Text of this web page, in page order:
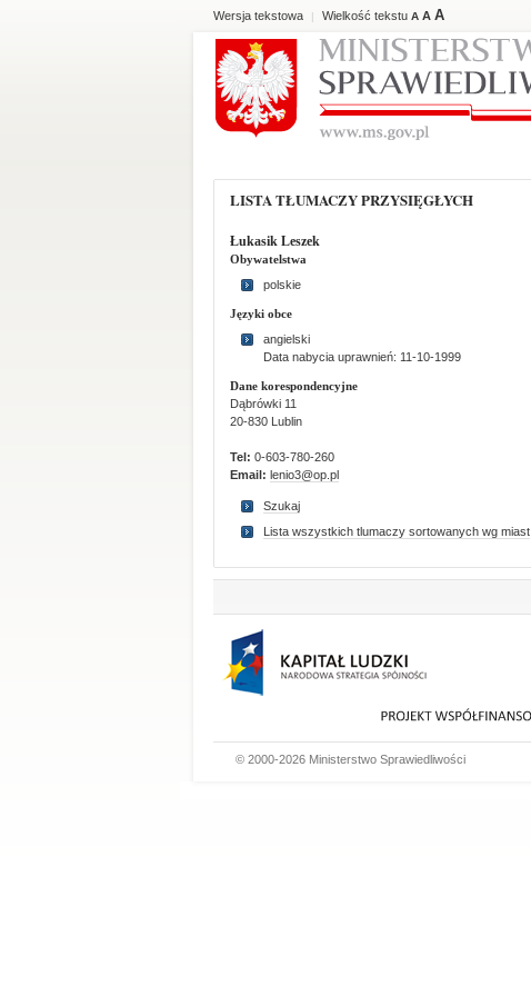
Wersja tekstowa | Wielkość tekstu A A A
LISTA TŁUMACZY PRZYSIĘGŁYCH
Łukasik Leszek
Obywatelstwa
polskie
Języki obce
angielski
Data nabycia uprawnień: 11-10-1999
Dane korespondencyjne
Dąbrówki 11
20-830 Lublin
Tel: 0-603-780-260
Email: lenio3@op.pl
Szukaj
Lista wszystkich tlumaczy sortowanych wg miast
© 2000-2026 Ministerstwo Sprawiedliwości